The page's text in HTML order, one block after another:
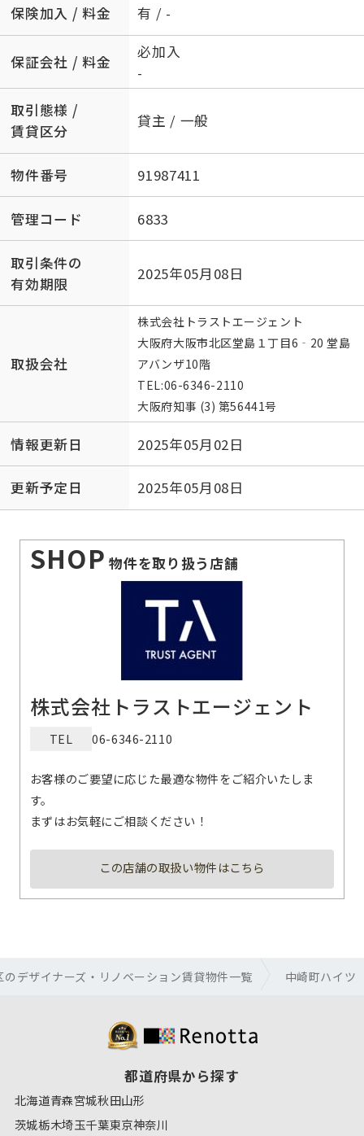
保険加入 / 料金 有 / -
保証会社 / 料金
必加入
-
取引態様 /
賃貸区分
貸主 / 一般
物件番号 91987411
管理コード 6833
取引条件の
有効期限
2025年05月08日
取扱会社
株式会社トラストエージェント
大阪府大阪市北区堂島１丁目6‐20 堂島
アバンザ10階
TEL:06-6346-2110
大阪府知事 (3) 第56441号
情報更新日 2025年05月02日
更新予定日 2025年05月08日
SHOP 物件を取り扱う店舗
株式会社トラストエージェント
TEL 06-6346-2110
お客様のご要望に応じた最適な物件をご紹介いたしま
す。
まずはお気軽にご相談ください！
この店舗の取扱い物件はこちら
のデザイナーズ・リノベーション賃貸物件一覧 中崎町ハイツ
都道府県から探す
北海道青森宮城秋田山形
茨城栃木埼玉千葉東京神奈川